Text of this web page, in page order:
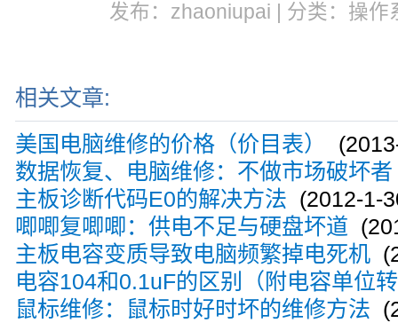
发布：zhaoniupai | 分类：操作
相关文章:
美国电脑维修的价格（价目表）
数据恢复、电脑维修：不做市场破坏者
主板诊断代码E0的解决方法 (2012-1-
唧唧复唧唧：供电不足与硬盘坏道
主板电容变质导致电脑频繁掉电死机
电容104和0.1uF的区别（附电容单位
鼠标维修：鼠标时好时坏的维修方法